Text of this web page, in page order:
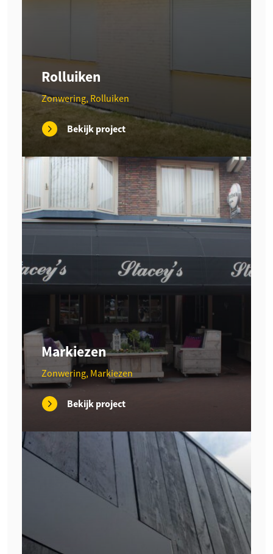
Rolluiken
Zonwering, Rolluiken
Bekijk project
Markiezen
Zonwering, Markiezen
Bekijk project